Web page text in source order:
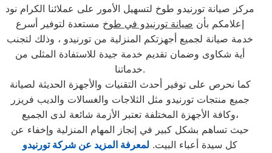
مركز صيانة تورنيدو طوخ لتسهيل الأمور على عملائنا الكرام نود
إعلامكم بأن صيانة تورنيدو في طوخ مستعدة لتوفير أسرع
خدمة صيانة لجميع أجهزتكم المنزلية من تورنيدو ، وذلك لتجنب
أية شكاوى وضمان تقديم خدمة جيدة للاستفادة المثلى من
خدماتنا.
كما نحرص على توفير أحدث التقنيات والأجهزة الحديثة لصيانة
جميع منتجات تورنيدو مثل الثلاجات والغسالات والديب فریزر
وكافة الأجهزة المختلفة تعتبر الأزمة شائعة لدى الجميع،
حيث تساهم بشكل كبير في إنجاز المهام المنزلية وإخفاء عن
كل سيدة أعباء البيت. لمعرفة المزيد عن شركة تورنيدو